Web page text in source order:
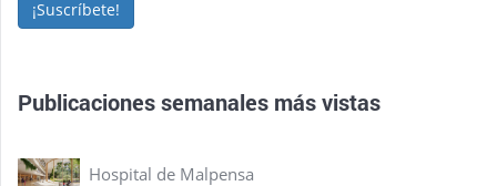
¡Suscríbete!
Publicaciones semanales más vistas
Hospital de Malpensa